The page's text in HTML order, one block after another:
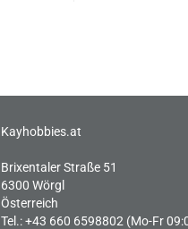
Kayhobbies.at
Brixentaler Straße 51
6300 Wörgl
Österreich
Tel.: +43 660 6598802 (Mo-Fr